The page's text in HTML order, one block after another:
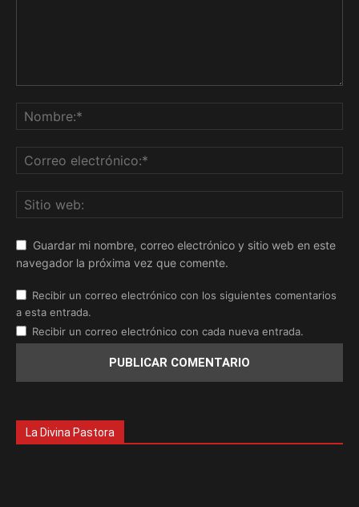
Guardar mi nombre, correo electrónico y sitio web en este
navegador la próxima vez que comente.
Recibir un correo electrónico con los siguientes comentarios
a esta entrada.
Recibir un correo electrónico con cada nueva entrada.
La Divina Pastora